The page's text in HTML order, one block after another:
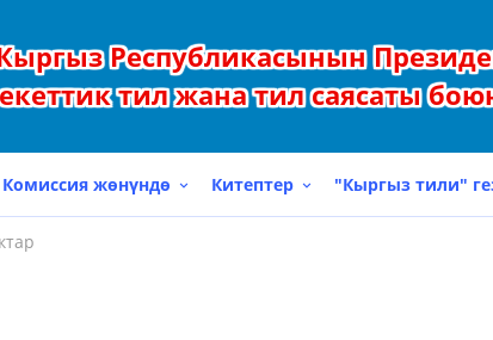
Республикасынын
тил жана тил саясаты
Комиссия жөнүндө Китептер "Кыргыз тили"